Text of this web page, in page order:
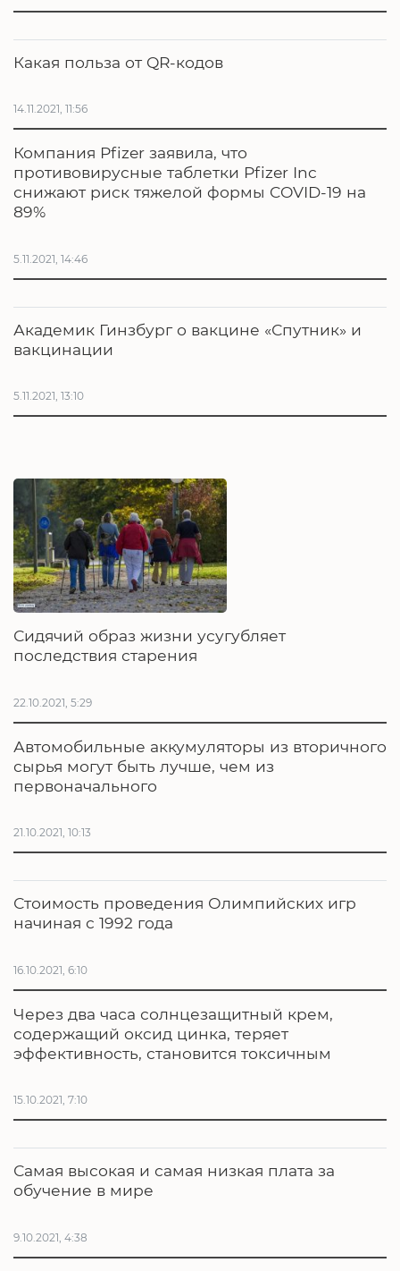
Какая польза от QR-кодов
14.11.2021, 11:56
Компания Pfizer заявила, что
противовирусные таблетки Pfizer Inc
снижают риск тяжелой формы COVID-19 на
89%
5.11.2021, 14:46
Академик Гинзбург о вакцине «Спутник» и
вакцинации
5.11.2021, 13:10
Сидячий образ жизни усугубляет
последствия старения
22.10.2021, 5:29
Автомобильные аккумуляторы из вторичного
сырья могут быть лучше, чем из
первоначального
21.10.2021, 10:13
Стоимость проведения Олимпийских игр
начиная с 1992 года
16.10.2021, 6:10
Через два часа солнцезащитный крем,
содержащий оксид цинка, теряет
эффективность, становится токсичным
15.10.2021, 7:10
Самая высокая и самая низкая плата за
обучение в мире
9.10.2021, 4:38